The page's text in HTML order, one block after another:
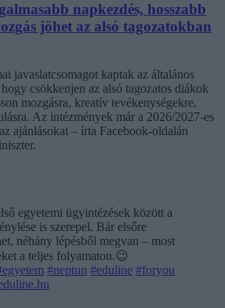
napkezdés, hosszabb
jöhet az alsó tagozatokban
javaslatcsomagot kaptak az általános
csökkenjen az alsó tagozatos diákok
mozgásra, kreatív tevékenységekre,
Az intézmények már a 2026/2027-es
ajánlásokat – írta Facebook-oldalán
egyetemi ügyintézések között a
is szerepel. Bár elsőre
néhány lépésből megvan – most
a teljes folyamaton.😉
#neptun #eduline #foryou